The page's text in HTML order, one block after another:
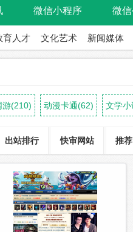
微信小程序 微
育人才 文化艺术 新闻媒体
游(210) 动漫卡通(62) 文学
出站排行 快审网站 推